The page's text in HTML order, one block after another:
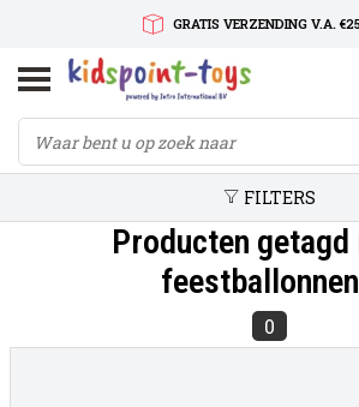
GRATIS VERZENDING V.A.
SNELLE LEVERTIJD
SERVICE OP MAAT
FILTERS
Producten getagd
feestballonnen
0